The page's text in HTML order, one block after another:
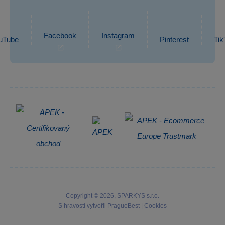
Reklamace
Informace o zpracování osobních údajů
Napsat zprávu
Facebook Instagram Pinterest
Copyright © 2026, SPARKYS s.r.o.
S hravostí vytvořil
PragueBest Cookies